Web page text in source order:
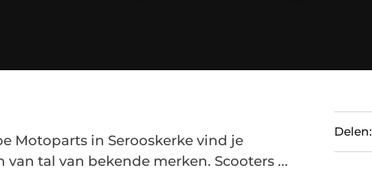
Motoparts in Serooskerke vind je
tal van bekende merken. Scooters ...
Delen: